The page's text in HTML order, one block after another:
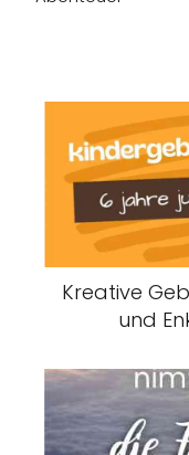
Kreative
und